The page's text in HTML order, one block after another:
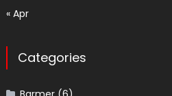
« Apr
Categories